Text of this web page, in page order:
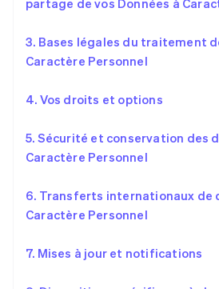
partage de vos Données à
3. Bases légales du traitement
Caractère Personnel
4. Vos droits et options
5. Sécurité et conservation des
Caractère Personnel
6. Transferts internationaux de
Caractère Personnel
7. Mises à jour et notifications